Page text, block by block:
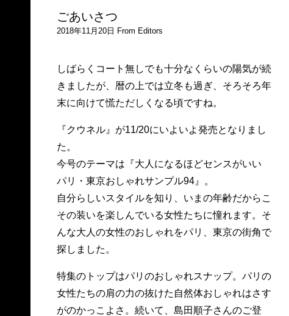
ごあいさつ
2018年11月20日 From Editors
しばらくコート無しでも十分なくらいの陽気が続
きましたが、暦の上では立冬も過ぎ、そろそろ年
末に向けて慌ただしくなる頃ですね。
『クウネル』が11/20にいよいよ発売となりまし
た。
今号のテーマは『大人になるほどセンスがいい
パリ・東京おしゃれサンプル94』。
自分らしいスタイルを知り、いまの年齢だからこ
その装いを楽しんでいる女性たちに憧れます。そ
んな大人の女性のおしゃれをパリ、東京の街角で
探しました。
特集のトップはパリのおしゃれスナップ。パリの
女性たちの肩の力の抜けた自然体おしゃれはさす
がのかっこよさ。続いて、島田順子さんのご登